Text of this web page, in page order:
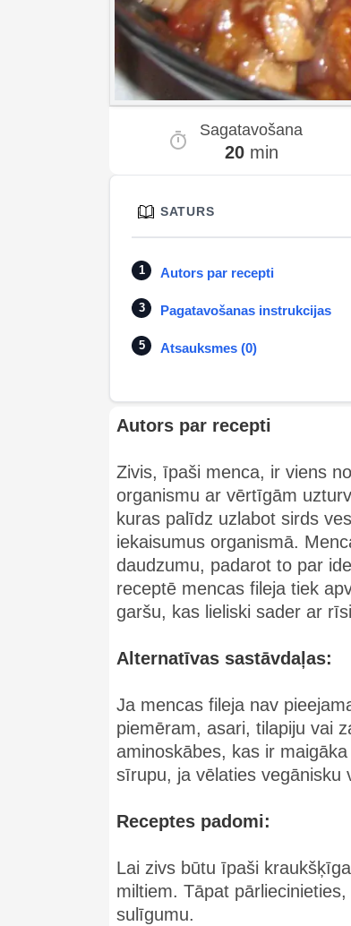
Sagatavošana
20min
SATURS
Autors par recepti
Pagatavošanas instrukcijas
Atsauksmes (0)
Autors par recepti
Zivis, īpaši menca, ir viens
organismu ar vērtīgām
kuras palīdz uzlabot sirds
iekaisumus organismā.
daudzumu, padarot to par
receptē mencas fileja tiek
garšu, kas lieliski sader ar
Alternatīvas sastāvdaļas:
Ja mencas fileja nav
piemēram, asari, tilapiju vai
aminoskābes, kas ir
sīrupu, ja vēlaties vegānisku
Receptes padomi:
Lai zivs būtu īpaši
miltiem. Tāpat
sulīgumu.